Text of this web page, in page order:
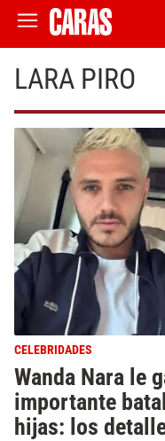
LARA PIRO
CELEBRIDADES
Wanda Nara le
importante
hijas: los